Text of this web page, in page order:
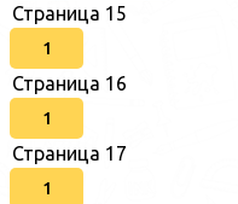
Страница 15
1
Страница 16
1
Страница 17
1